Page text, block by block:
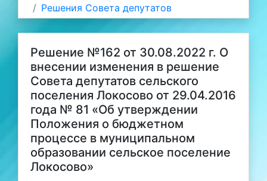
Решения Совета депутатов
Решение №162 от 30.08.2022 г. О
внесении изменения в решение
Совета депутатов сельского
поселения Локосово от 29.04.2016
года № 81 «Об утверждении
Положения о бюджетном
процессе в муниципальном
образовании сельское поселение
Локосово»